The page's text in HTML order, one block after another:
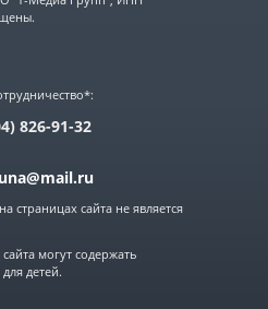
826-91-32
сайта не является
могут содержать
детей.